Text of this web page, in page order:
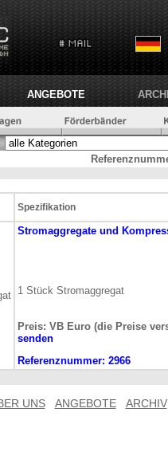
ANGEBOTE
Spezifikation
Stromaggregate und
1 Stück Stromaggregat
Preis: VB Euro (die Preise
senden
Referenznummer: 2966
UNS ANGEBOTE ARCHIV